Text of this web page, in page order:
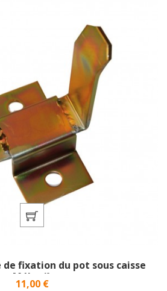
fixation du pot sous caisse
Méhari}
Prix
11,00 €